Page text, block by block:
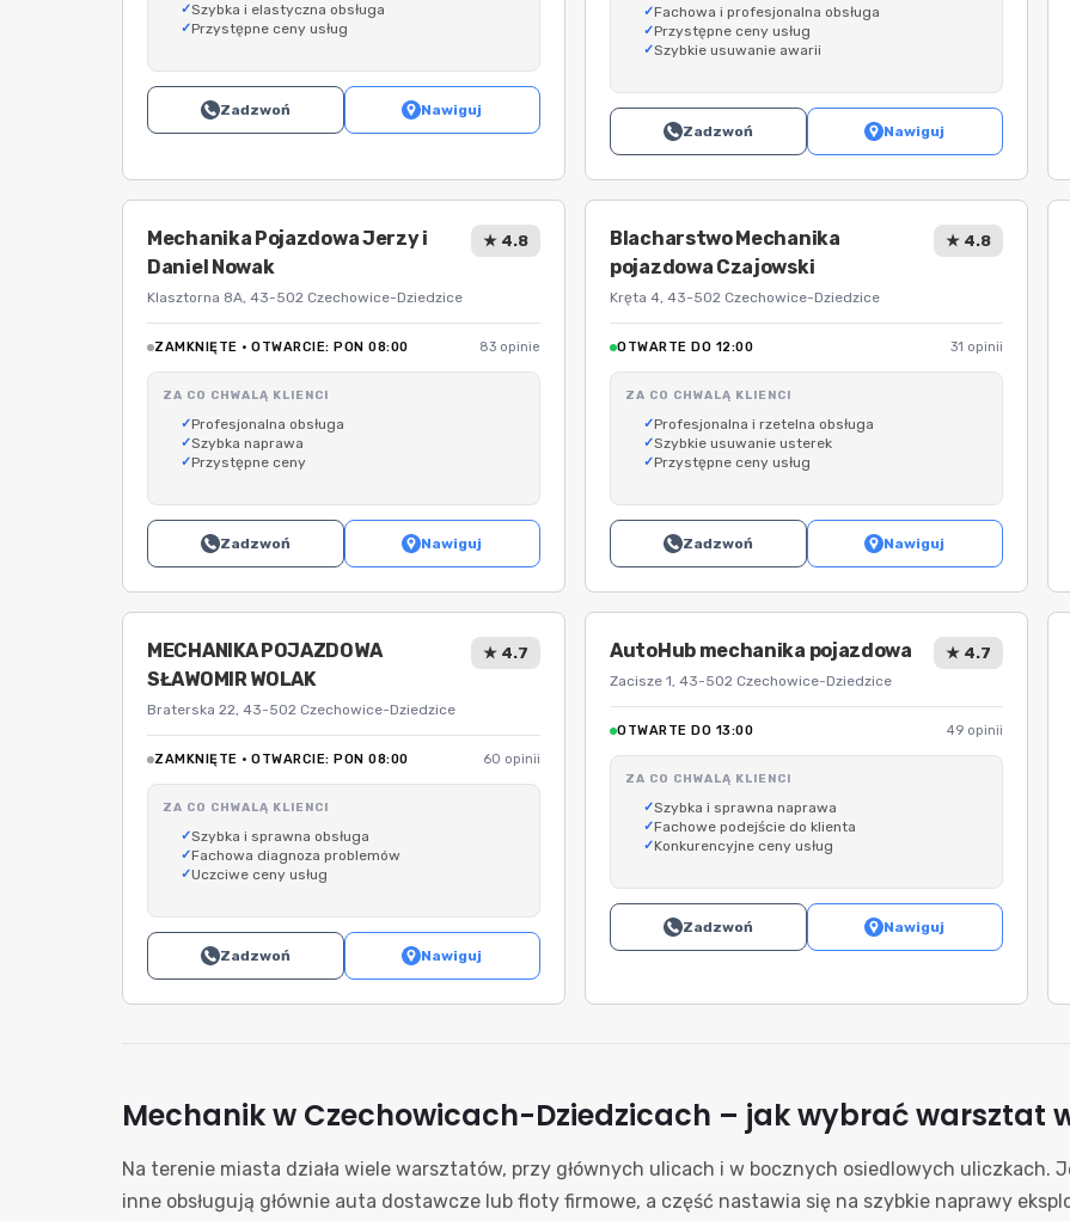
Szybka i elastyczna obsługa
Przystępne ceny usług
Zadzwoń Nawiguj
Fachowa i profesjonalna obsługa
Przystępne ceny usług
Szybkie usuwanie awarii
Zadzwoń Nawiguj
Mechanika Pojazdowa Jerzy i
Daniel Nowak
Klasztorna 8A, 43-502 Czechowice-Dziedzice
★ 4.8
ZAMKNIĘTE · OTWARCIE: PON 08:00 83 opinie
ZA CO CHWALĄ KLIENCI
Profesjonalna obsługa
Szybka naprawa
Przystępne ceny
Zadzwoń Nawiguj
Blacharstwo Mechanika
pojazdowa Czajowski
Kręta 4, 43-502 Czechowice-Dziedzice
★ 4.8
OTWARTE DO 12:00 31 opinii
ZA CO CHWALĄ KLIENCI
Profesjonalna i rzetelna obsługa
Szybkie usuwanie usterek
Przystępne ceny usług
Zadzwoń Nawiguj
MECHANIKA POJAZDOWA
SŁAWOMIR WOLAK
Braterska 22, 43-502 Czechowice-Dziedzice
★ 4.7
ZAMKNIĘTE · OTWARCIE: PON 08:00 60 opinii
ZA CO CHWALĄ KLIENCI
Szybka i sprawna obsługa
Fachowa diagnoza problemów
Uczciwe ceny usług
Zadzwoń Nawiguj
AutoHub mechanika pojazdowa
Zacisze 1, 43-502 Czechowice-Dziedzice
★ 4.7
OTWARTE DO 13:00 49 opinii
ZA CO CHWALĄ KLIENCI
Szybka i sprawna naprawa
Fachowe podejście do klienta
Konkurencyjne ceny usług
Zadzwoń Nawiguj
Mechanik w Czechowicach-Dziedzicach – jak wybrać warsztat
Na terenie miasta działa wiele warsztatów, przy głównych ulicach i w bocznych osiedlowych uliczkach.
inne obsługują głównie auta dostawcze lub floty firmowe, a część nastawia się na szybkie naprawy